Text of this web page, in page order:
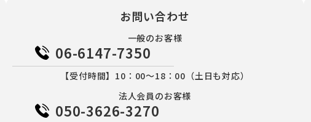
お問い合わせ
一般のお客様
06-6147-7350
【受付時間】10：00～18：00（土日も対応）
法人会員のお客様
050-3626-3270